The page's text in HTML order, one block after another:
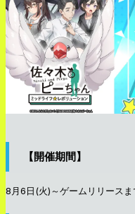
【開催期間】
8月6日(火)～ゲームリリースま